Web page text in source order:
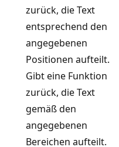
zurück, die Text
entsprechend den
angegebenen
Positionen aufteilt.
Gibt eine Funktion
zurück, die Text
gemäß den
angegebenen
Bereichen aufteilt.